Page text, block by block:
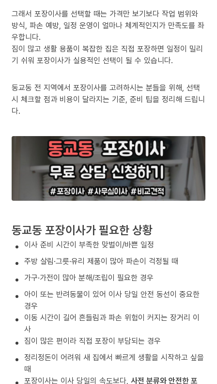
그래서 포장이사를 선택할 때는 가격만 보기보다 작업 범위와
방식, 파손 예방, 일정 운영이 얼마나 체계적인지가 만족도를 좌
우합니다.
짐이 많고 생활 용품이 복잡한 집은 직접 포장하면 일정이 밀리
기 쉬워 포장이사가 실용적인 선택이 될 수 있습니다.
동교동 전 지역에서 포장이사를 고려하시는 분들을 위해, 선택
시 체크할 점과 비용이 달라지는 기준, 준비 팁을 정리해 드립니
다.
동교동 포장이사가 필요한 상황
이사 준비 시간이 부족한 맞벌이/바쁜 일정
주방 살림·그릇·유리 제품이 많아 파손이 걱정될 때
가구·가전이 많아 분해/조립이 필요한 경우
아이 또는 반려동물이 있어 이사 당일 안전 동선이 중요한
경우
이동 시간이 길어 흔들림과 파손 위험이 커지는 장거리 이
사
짐이 많은 편이라 직접 포장이 부담되는 경우
정리정돈이 어려워 새 집에서 빠르게 생활을 시작하고 싶을
때
포장이사는 이사 당일의 속도보다, 사전 분류와 안전한 포